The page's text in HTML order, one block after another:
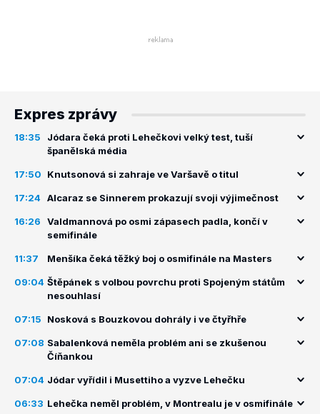
Expres zprávy
18:35
Jódara čeká proti Lehečkovi velký test, tuší
španělská média
17:50 Knutsonová si zahraje ve Varšavě o titul
17:24 Alcaraz se Sinnerem prokazují svoji výjimečnost
16:26
Valdmannová po osmi zápasech padla, končí v
semifinále
11:37 Menšíka čeká těžký boj o osmifinále na Masters
09:04 Štěpánek s volbou povrchu proti Spojeným státům
nesouhlasí
07:15 Nosková s Bouzkovou dohrály i ve čtyřhře
07:08 Sabalenková neměla problém ani se zkušenou
Číňankou
07:04 Jódar vyřídil i Musettiho a vyzve Lehečku
06:33 Lehečka neměl problém, v Montrealu je v osmifinále